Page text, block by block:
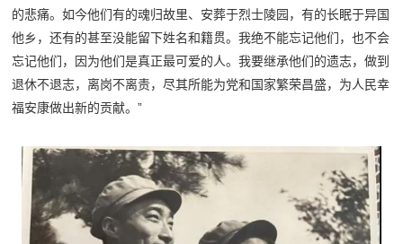
的悲痛。如今他们有的魂归故里、安葬于烈士陵园，有的长眠于异国
他乡，还有的甚至没能留下姓名和籍贯。我绝不能忘记他们，也不会
忘记他们，因为他们是真正最可爱的人。我要继承他们的遗志，做到
退休不退志，离岗不离责，尽其所能为党和国家繁荣昌盛，为人民幸
福安康做出新的贡献。”